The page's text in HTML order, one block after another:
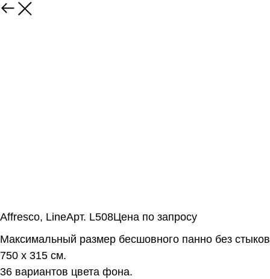
Affresco, LineАрт. L508Цена по запросу
Максимальный размер бесшовного панно без стыков
750 х 315 см.
36 вариантов цвета фона.